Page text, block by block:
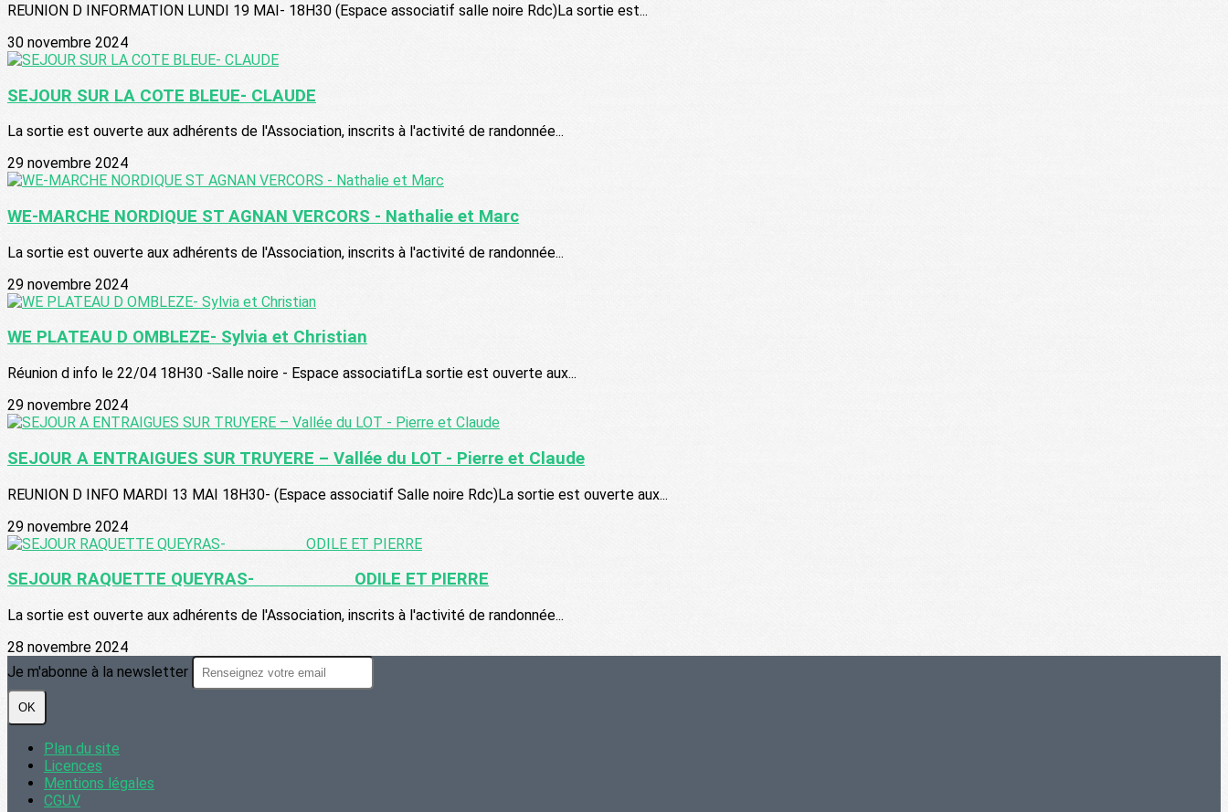
REUNION D INFORMATION LUNDI 19 MAI- 18H30 (Espace associatif salle noire Rdc)La sortie est...
30 novembre 2024
SEJOUR SUR LA COTE BLEUE- CLAUDE
La sortie est ouverte aux adhérents de l'Association, inscrits à l'activité de randonnée...
29 novembre 2024
WE-MARCHE NORDIQUE ST AGNAN VERCORS - Nathalie et Marc
La sortie est ouverte aux adhérents de l'Association, inscrits à l'activité de randonnée...
29 novembre 2024
WE PLATEAU D OMBLEZE- Sylvia et Christian
Réunion d info le 22/04 18H30 -Salle noire - Espace associatifLa sortie est ouverte aux...
29 novembre 2024
SEJOUR A ENTRAIGUES SUR TRUYERE – Vallée du LOT - Pierre et Claude
REUNION D INFO MARDI 13 MAI 18H30- (Espace associatif Salle noire Rdc)La sortie est ouverte aux...
29 novembre 2024
SEJOUR RAQUETTE QUEYRAS- ODILE ET PIERRE
La sortie est ouverte aux adhérents de l'Association, inscrits à l'activité de randonnée...
28 novembre 2024
Je m'abonne à la newsletter
OK
Plan du site
Licences
Mentions légales
CGUV